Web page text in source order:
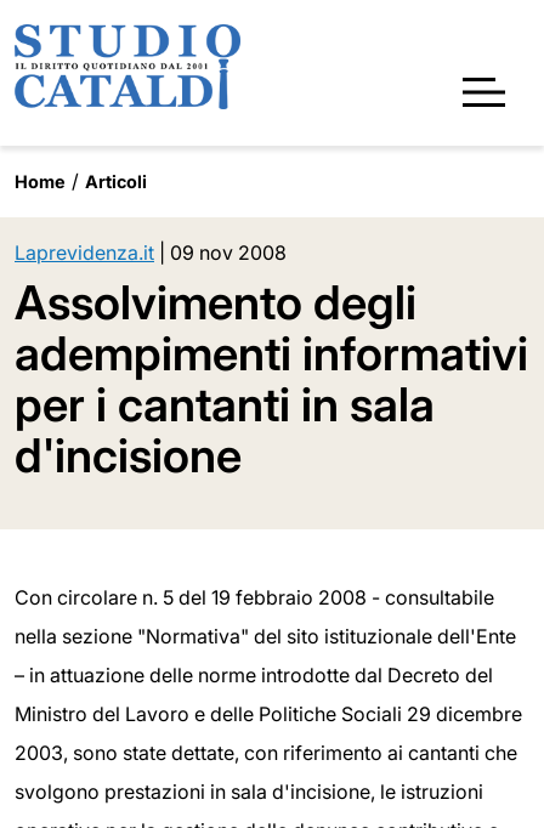
Home Articoli
Laprevidenza.it 09 nov 2008
Assolvimento degli
adempimenti informativi
per i cantanti in sala
d'incisione
Con circolare n. 5 del 19 febbraio 2008 - consultabile
nella sezione "Normativa" del sito istituzionale dell'Ente
– in attuazione delle norme introdotte dal Decreto del
Ministro del Lavoro e delle Politiche Sociali 29 dicembre
2003, sono state dettate, con riferimento ai cantanti che
svolgono prestazioni in sala d'incisione, le istruzioni